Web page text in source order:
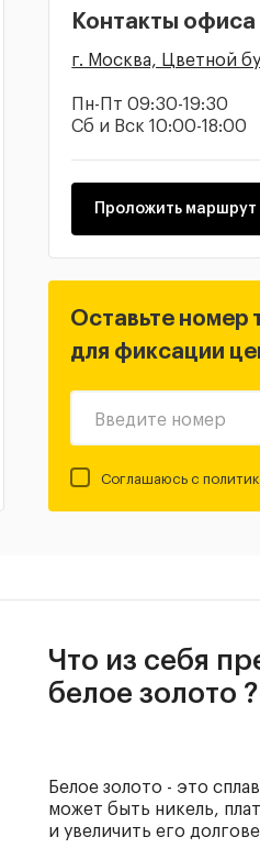
г. Москва, Цветной
Пн-Пт 09:30-19:30
Сб и Вск 10:00-18:00
Контакты офиса
Проложить маршрут
Оставьте номер
для фиксации
Введите номер
Соглашаюсь с
Что из себя
белое золото ?
Белое золото - это
может быть никель,
и увеличить его